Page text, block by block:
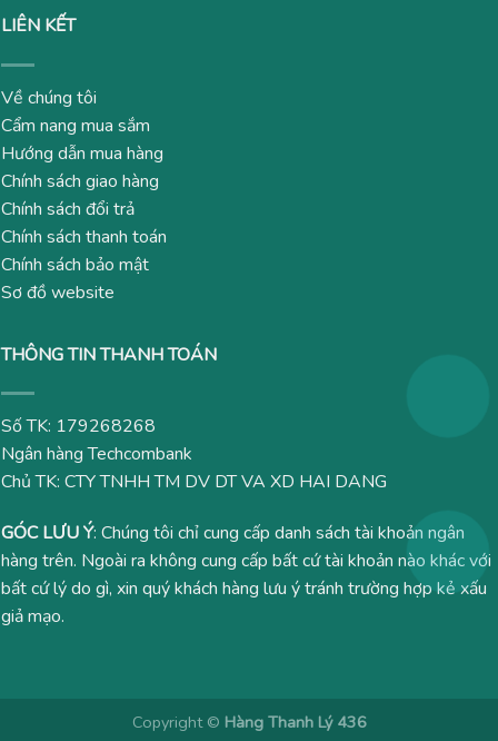
LIÊN KẾT
Về chúng tôi
Cẩm nang mua sắm
Hướng dẫn mua hàng
Chính sách giao hàng
Chính sách đổi trả
Chính sách thanh toán
Chính sách bảo mật
Sơ đồ website
THÔNG TIN THANH TOÁN
Số TK: 179268268
Ngân hàng Techcombank
Chủ TK: CTY TNHH TM DV DT VA XD HAI DANG
GÓC LƯU Ý: Chúng tôi chỉ cung cấp danh sách tài khoản ngân
hàng trên. Ngoài ra không cung cấp bất cứ tài khoản nào khác với
bất cứ lý do gì, xin quý khách hàng lưu ý tránh trường hợp kẻ xấu
giả mạo.
Copyright © Hàng Thanh Lý 436